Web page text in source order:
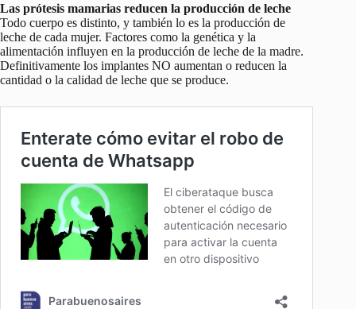
Las prótesis mamarias reducen la producción de leche
Todo cuerpo es distinto, y también lo es la producción de
leche de cada mujer. Factores como la genética y la
alimentación influyen en la producción de leche de la madre.
Definitivamente los implantes NO aumentan o reducen la
cantidad o la calidad de leche que se produce.